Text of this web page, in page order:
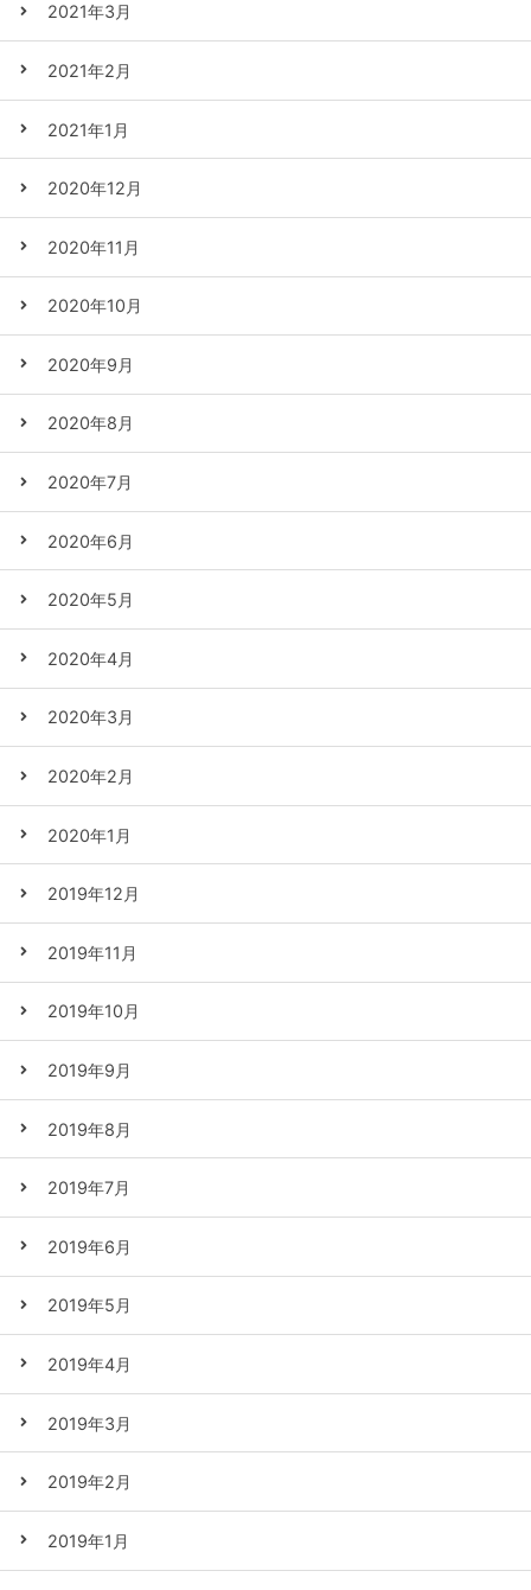
2021年3月
2021年2月
2021年1月
2020年12月
2020年11月
2020年10月
2020年9月
2020年8月
2020年7月
2020年6月
2020年5月
2020年4月
2020年3月
2020年2月
2020年1月
2019年12月
2019年11月
2019年10月
2019年9月
2019年8月
2019年7月
2019年6月
2019年5月
2019年4月
2019年3月
2019年2月
2019年1月